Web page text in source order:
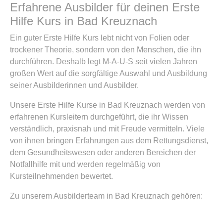
Erfahrene Ausbilder für deinen Erste
Hilfe Kurs in Bad Kreuznach
Ein guter Erste Hilfe Kurs lebt nicht von Folien oder
trockener Theorie, sondern von den Menschen, die ihn
durchführen. Deshalb legt M-A-U-S seit vielen Jahren
großen Wert auf die sorgfältige Auswahl und Ausbildung
seiner Ausbilderinnen und Ausbilder.
Unsere Erste Hilfe Kurse in Bad Kreuznach werden von
erfahrenen Kursleitern durchgeführt, die ihr Wissen
verständlich, praxisnah und mit Freude vermitteln. Viele
von ihnen bringen Erfahrungen aus dem Rettungsdienst,
dem Gesundheitswesen oder anderen Bereichen der
Notfallhilfe mit und werden regelmäßig von
Kursteilnehmenden bewertet.
Zu unserem Ausbilderteam in Bad Kreuznach gehören: